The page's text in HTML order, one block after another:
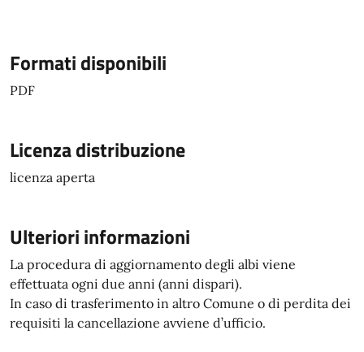
Formati disponibili
PDF
Licenza distribuzione
licenza aperta
Ulteriori informazioni
La procedura di aggiornamento degli albi viene
effettuata ogni due anni (anni dispari).
In caso di trasferimento in altro Comune o di perdita dei
requisiti la cancellazione avviene d’ufficio.